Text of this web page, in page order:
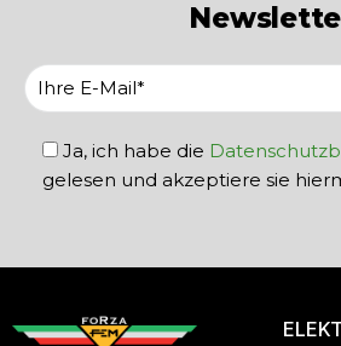
Ja, ich habe die
gelesen und akzeptiere sie